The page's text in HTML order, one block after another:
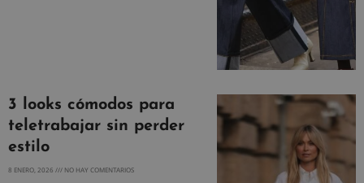
3 looks cómodos para
teletrabajar sin perder
estilo
8 ENERO, 2026 NO HAY COMENTARIOS